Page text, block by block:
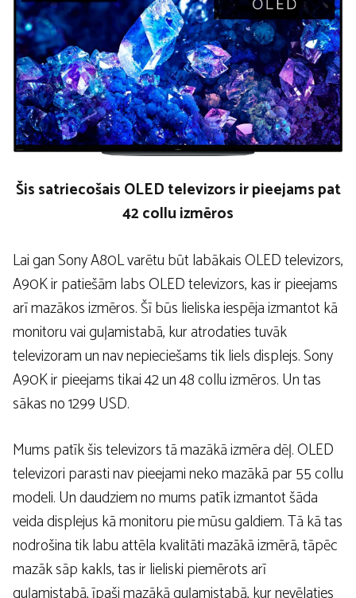
Šis satriecošais OLED televizors ir pieejams pat
42 collu izmēros
Lai gan Sony A80L varētu būt labākais OLED televizors,
A90K ir patiešām labs OLED televizors, kas ir pieejams
arī mazākos izmēros. Šī būs lieliska iespēja izmantot kā
monitoru vai guļamistabā, kur atrodaties tuvāk
televizoram un nav nepieciešams tik liels displejs. Sony
A90K ir pieejams tikai 42 un 48 collu izmēros. Un tas
sākas no 1299 USD.
Mums patīk šis televizors tā mazākā izmēra dēļ. OLED
televizori parasti nav pieejami neko mazākā par 55 collu
modeli. Un daudziem no mums patīk izmantot šāda
veida displejus kā monitoru pie mūsu galdiem. Tā kā tas
nodrošina tik labu attēla kvalitāti mazākā izmērā, tāpēc
mazāk sāp kakls, tas ir lieliski piemērots arī